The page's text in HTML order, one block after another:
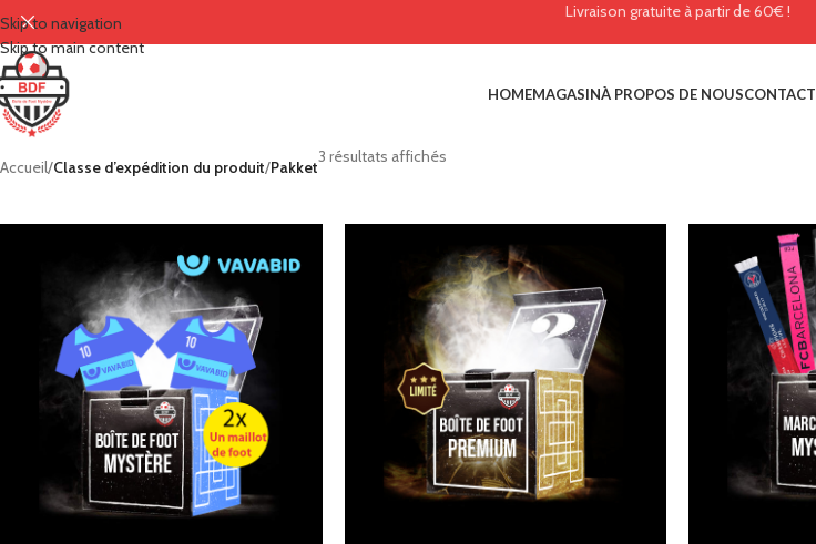
Skip to navigation
Skip to main content
Livraison gratuite à partir de 60€ !
HOMEMAGASINÀ PROPOS DE NOUSCONTACT
Accueil/Classe d’expédition du produit/Pakket
3 résultats affichés